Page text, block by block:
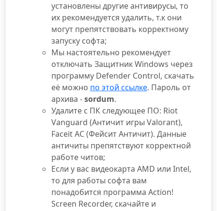
установлены другие антивирусы, то
их рекомендуется удалить, т.к они
могут препятствовать корректному
запуску софта;
Мы настоятельно рекомендует
отключать Защитник Windows через
программу Defender Control, скачать
её можно по этой ссылке. Пароль от
архива -sordum.
Удалите с ПК следующее ПО: Riot
Vanguard (Античит игры Valorant),
Faceit AC (Фейсит Античит). Данные
античиты препятствуют корректной
работе читов;
Если у вас видеокарта AMD или Intel,
то для работы софта вам
понадобится программа Action!
Screen Recorder, скачайте и